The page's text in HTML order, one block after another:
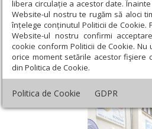
libera circulație a acestor date.
Website-ul nostru te rugăm să aloci
înțelege conținutul Politicii de Cookie.
Website-ul nostru confirmi
cookie conform Politicii de Cookie.
orice moment setările acestor fişiere
din Politica de Cookie.
Politica de Cookie GDPR
Ziarul Lumina › Regionale › Oltenia
Nestor Vornicescu” la Chişinău
Biblioteca „Mitropolit
Chişinău